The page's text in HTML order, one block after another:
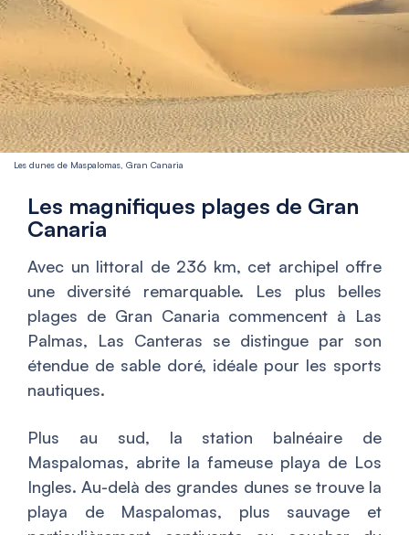
Les dunes de Maspalomas, Gran Canaria
Les magnifiques plages de Gran
Canaria
Avec un littoral de 236 km, cet archipel offre
une diversité remarquable. Les plus belles
plages de Gran Canaria commencent à Las
Palmas, Las Canteras se distingue par son
étendue de sable doré, idéale pour les sports
nautiques.
Plus au sud, la station balnéaire de
Maspalomas, abrite la fameuse playa de Los
Ingles. Au-delà des grandes dunes se trouve la
playa de Maspalomas, plus sauvage et